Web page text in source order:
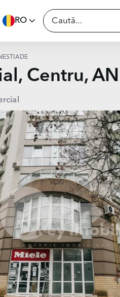
RO
Centru,